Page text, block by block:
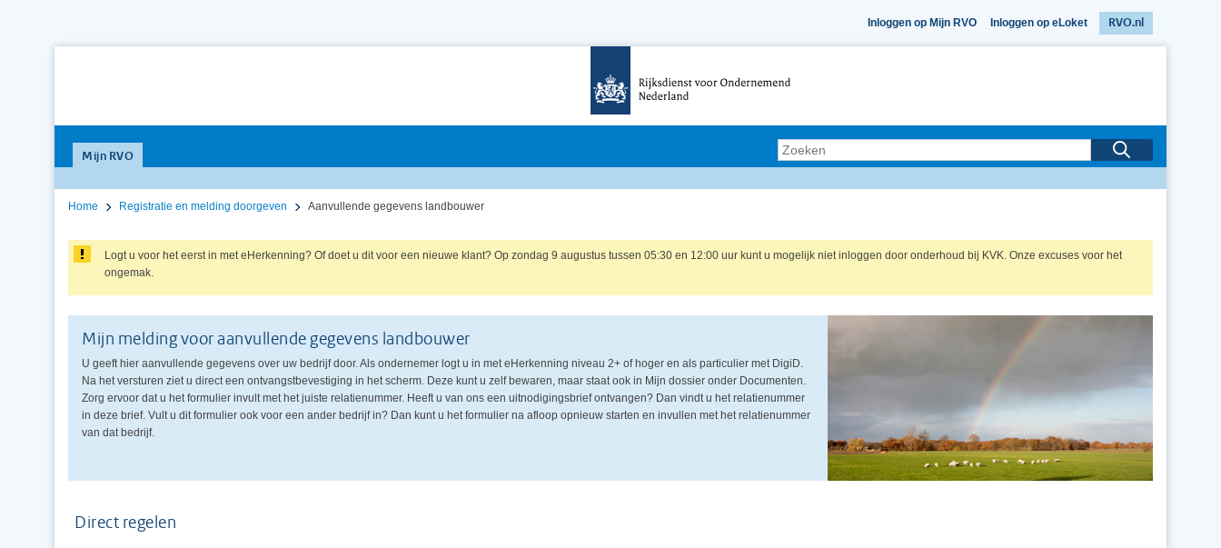
Inloggen op Mijn RVO Inloggen op eLoket RVO.nl
Mijn RVO
null
Home Registratie en melding doorgeven Aanvullende gegevens landbouwer
Logt u voor het eerst in met eHerkenning? Of doet u dit voor een nieuwe klant? Op zondag 9 augustus tussen 05:30 en 12:00 uur kunt u mogelijk niet inloggen door onderhoud bij KVK. Onze excuses voor het
ongemak.
Mijn melding voor aanvullende gegevens landbouwer
U geeft hier aanvullende gegevens over uw bedrijf door. Als ondernemer logt u in met eHerkenning niveau 2+ of hoger en als particulier met DigiD.
Na het versturen ziet u direct een ontvangstbevestiging in het scherm. Deze kunt u zelf bewaren, maar staat ook in Mijn dossier onder Documenten.
Zorg ervoor dat u het formulier invult met het juiste relatienummer. Heeft u van ons een uitnodigingsbrief ontvangen? Dan vindt u het relatienummer
in deze brief. Vult u dit formulier ook voor een ander bedrijf in? Dan kunt u het formulier na afloop opnieuw starten en invullen met het relatienummer
van dat bedrijf.
Direct regelen